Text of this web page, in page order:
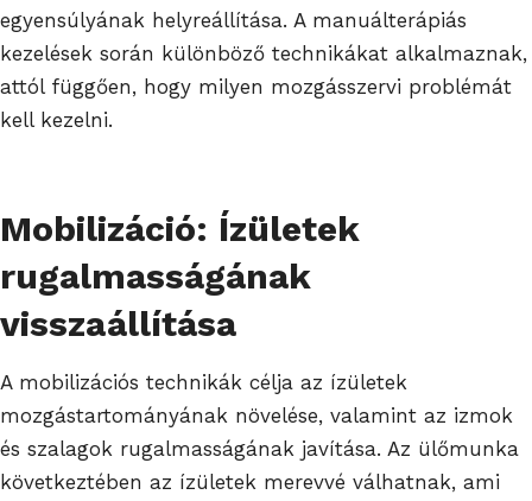
egyensúlyának helyreállítása. A manuálterápiás
kezelések során különböző technikákat alkalmaznak,
attól függően, hogy milyen mozgásszervi problémát
kell kezelni.
Mobilizáció: Ízületek
rugalmasságának
visszaállítása
A mobilizációs technikák célja az ízületek
mozgástartományának növelése, valamint az izmok
és szalagok rugalmasságának javítása. Az ülőmunka
következtében az ízületek merevvé válhatnak, ami